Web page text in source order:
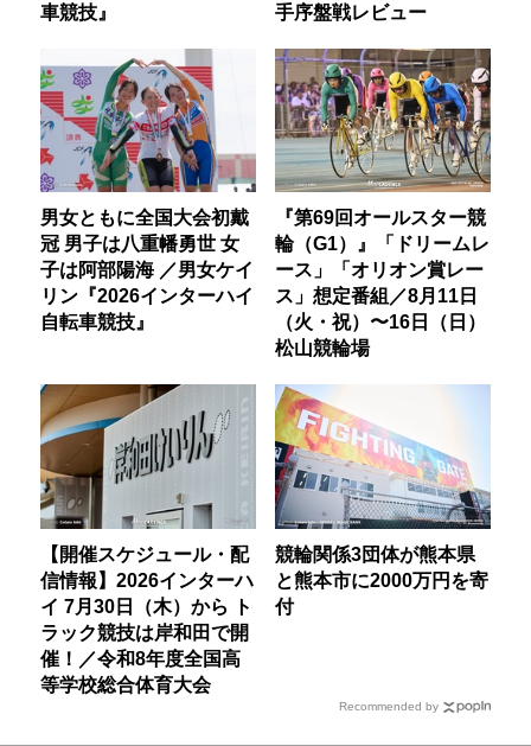
車競技』
手序盤戦レビュー
男女ともに全国大会初戴
冠 男子は八重幡勇世 女
子は阿部陽海 ／男女ケイ
リン『2026インターハイ
自転車競技』
『第69回オールスター競
輪（G1）』「ドリームレ
ース」「オリオン賞レー
ス」想定番組／8月11日
（火・祝）〜16日（日）
松山競輪場
【開催スケジュール・配
信情報】2026インターハ
イ 7月30日（木）から ト
ラック競技は岸和田で開
催！／令和8年度全国高
等学校総合体育大会
競輪関係3団体が熊本県
と熊本市に2000万円を寄
付
Recommended by